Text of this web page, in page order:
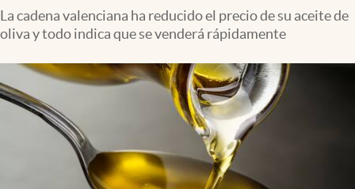
La cadena valenciana ha reducido el precio de su aceite de
oliva y todo indica que se venderá rápidamente